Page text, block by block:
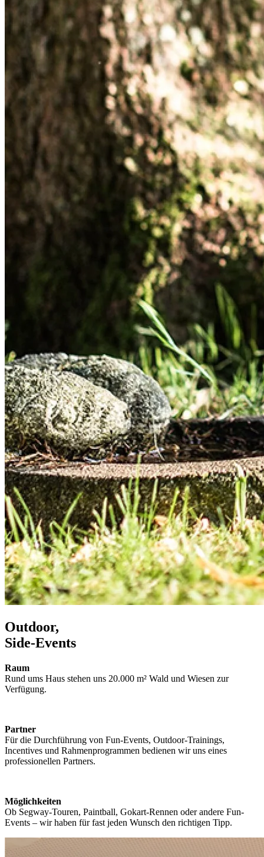
Outdoor,
Side-Events
Raum
Rund ums Haus stehen uns 20.000 m² Wald und Wiesen zur
Verfügung.
Partner
Für die Durchführung von Fun-Events, Outdoor-Trainings,
Incentives und Rahmenprogrammen bedienen wir uns eines
professionellen Partners.
Möglichkeiten
Ob Segway-Touren, Paintball, Gokart-Rennen oder andere Fun-
Events – wir haben für fast jeden Wunsch den richtigen Tipp.